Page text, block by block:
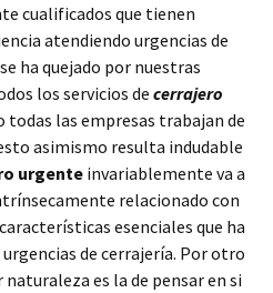
cualificados que tienen
atendiendo urgencias de
ha quejado por nuestras
los servicios de cerrajero
todas las empresas trabajan de
asimismo resulta indudable
urgente invariablemente va a
relacionado con
esenciales que ha
de cerrajería. Por otro
es la de pensar en si